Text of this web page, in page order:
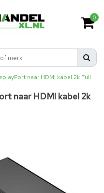
0
naar HDMI kabel 2k Full
naar HDMI kabel 2k